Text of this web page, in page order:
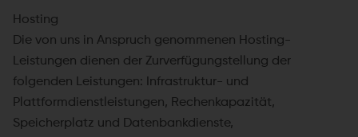
Hosting
Die von uns in Anspruch genommenen Hosting-
Leistungen dienen der Zurverfügungstellung der
folgenden Leistungen: Infrastruktur- und
Plattformdienstleistungen, Rechenkapazität,
Speicherplatz und Datenbankdienste,